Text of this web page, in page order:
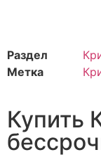
Раздел
Метка
Купить